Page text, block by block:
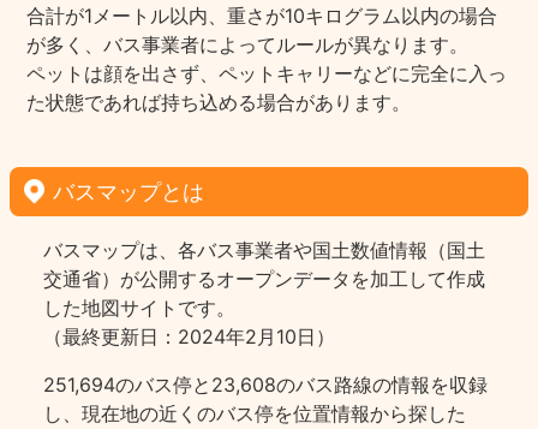
合計が1メートル以内、重さが10キログラム以内の場合
が多く、バス事業者によってルールが異なります。
ペットは顔を出さず、ペットキャリーなどに完全に入っ
た状態であれば持ち込める場合があります。
バスマップとは
バスマップは、各バス事業者や国土数値情報（国土
交通省）が公開するオープンデータを加工して作成
した地図サイトです。
（最終更新日：2024年2月10日）
251,694のバス停と23,608のバス路線の情報を収録
し、現在地の近くのバス停を位置情報から探した